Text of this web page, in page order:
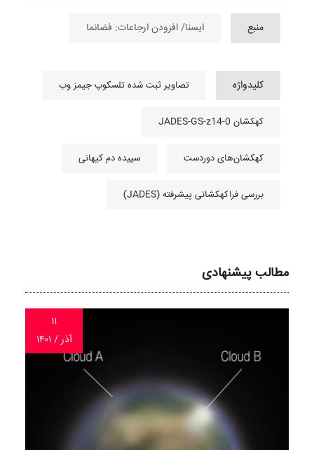
منبع ایسنا/ افزودن ارجاعات: فضانما
کلیدواژه تصاویر ثبت شده تلسکوپ جیمز وب
کهکشان JADES-GS-z14-0
کهکشان‌های دوردست سپیده دم کیهانی
بررسی فراکهکشانی پیشرفته (JADES)
مطالب پیشنهادی
۱۱
آذر / ۱۴۰۱